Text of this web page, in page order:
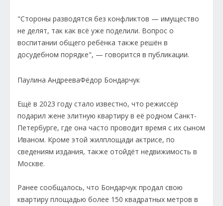
"Стороны разводятся без конфликтов — имущество
не делят, так как всё уже поделили. Вопрос о
воспитании общего ребёнка также решён в
досудебном порядке", — говорится в публикации.
Паулина АндрееваФёдор Бондарчук
Ещё в 2023 году стало известно, что режиссёр
подарил жене элитную квартиру в её родном Санкт-
Петербурге, где она часто проводит время с их сыном
Иваном. Кроме этой жилплощади актрисе, по
сведениям издания, также отойдёт недвижимость в
Москве.
Ранее сообщалось, что Бондарчук продал свою
квартиру площадью более 150 квадратных метров в